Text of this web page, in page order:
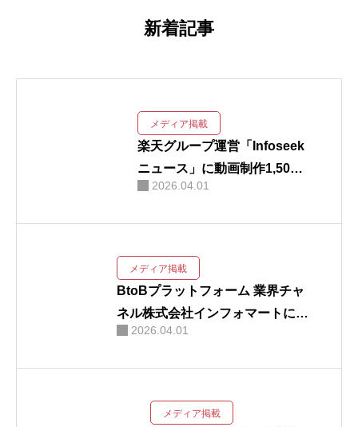
ブログ
会社概要 お問い合わせ
新着記事
メディア掲載
楽天グループ運営「Infoseek
ニュース」に動画制作1,500
本突破の実績が掲載されまし
2026.04.01
メディア掲載
BtoBプラットフォーム 業界チャ
ネル株式会社インフォマートに動
画制作本数が1500本以上達成し
2026.04.01
メディア掲載